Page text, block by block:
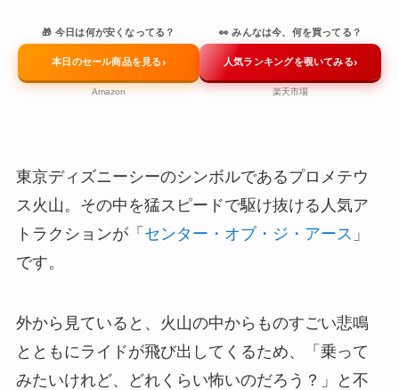
🎁 今日は何が安くなってる？
本日のセール商品を見る›
Amazon
👀 みんなは今、何を買ってる？
人気ランキングを覗いてみる›
楽天市場
東京ディズニーシーのシンボルであるプロメテウ
ス火山。その中を猛スピードで駆け抜ける人気ア
トラクションが「 センター・オブ・ジ・アース 」
です。
外から見ていると、火山の中からものすごい悲鳴
とともにライドが飛び出してくるため、「乗って
みたいけれど、どれくらい怖いのだろう？」と不